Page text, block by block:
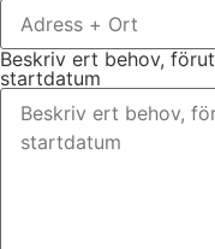
Beskriv ert behov,
startdatum